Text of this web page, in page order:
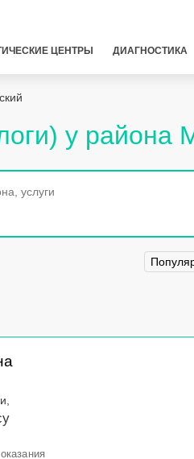
ЦЕНТРЫ ДИАГНОСТИКА
у района